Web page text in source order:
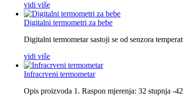
vidi više
Digitalni termometri za bebe
Digitalni termometar sastoji se od senzora
vidi više
Infracrveni termometar
Opis proizvoda 1. Raspon mjerenja: 32 stupnja -